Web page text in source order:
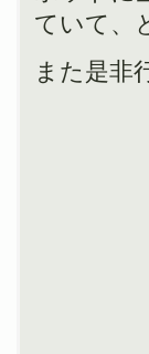
ていて、
また是非